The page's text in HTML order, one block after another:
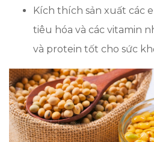
Kích thích sản xuất các
tiêu hóa và các vitamin
và protein tốt cho sức